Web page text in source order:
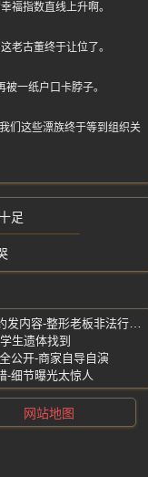
福指数直线上升啊。
老古董终于让位了。
一纸户口卡脖子。
们这些漂族终于等到组织关
足
生遗体找到
公开-商家自导自演
-细节曝光太惊人
网站地图